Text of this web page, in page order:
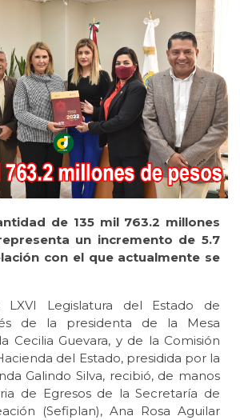
de 135 mil 763.2 millones
un incremento de 5.7
con el que actualmente se
LXVI Legislatura del Estado de
de la presidenta de la Mesa
Cecilia Guevara, y de la Comisión
del Estado, presidida por la
Galindo Silva, recibió, de manos
de Egresos de la Secretaría de
(Sefiplan), Ana Rosa Aguilar